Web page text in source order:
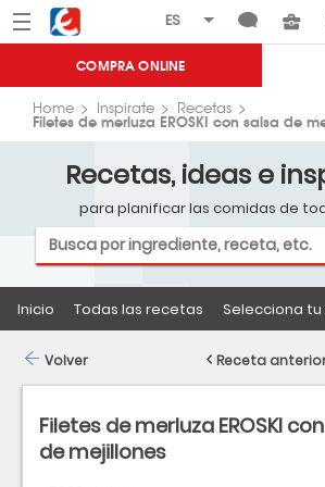
Menú Eroski
COMPRA ONLINE
Home Inspirate Recetas
Filetes de merluza EROSKI con salsa de
Recetas, ideas e
para planificar las comidas de
Inicio Todas las recetas Selecciona
Filetes de merluza EROSKI
de mejillones
Volver Receta